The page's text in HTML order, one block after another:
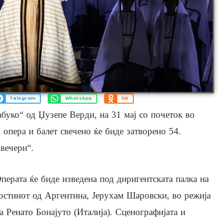
Telegram WhatsApp OK
од Џузепе Верди, на 31 мај со почеток во
и балет свечено ќе биде затворено 54.
ќе биде изведена под диригентската палка на
од Аргентина, Јерухам Шаровски, во режија
Ренато Бонајуто (Италија). Сценографијата и